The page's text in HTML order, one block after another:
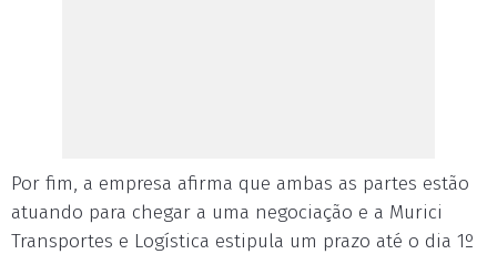
Por fim, a empresa afirma que ambas as partes estão
atuando para chegar a uma negociação e a Murici
Transportes e Logística estipula um prazo até o dia 1º